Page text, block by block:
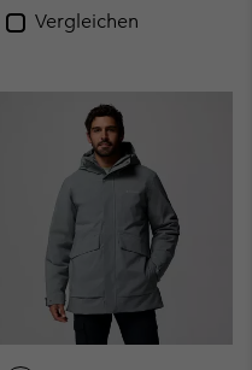
Vergleichen